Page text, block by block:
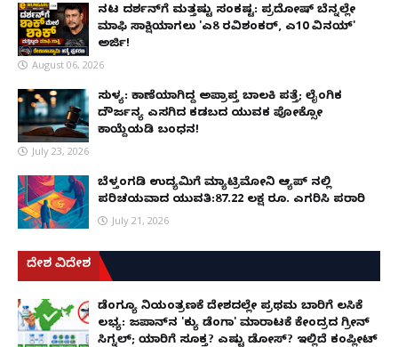
ನಟ ದರ್ಶನ್‌ಗೆ ಮತ್ತಷ್ಟು ಸಂಕಷ್ಟ: ಪ್ರದೋಷ್ ಬೆನ್ನಲ್ಲೇ
ಮಾಫಿ ಸಾಕ್ಷಿಯಾಗಲು 'ಎ8 ರವಿಶಂಕರ್, ಎ10 ವಿನಯ್'
ಅರ್ಜಿ!
August 06, 2026
ಸುಳ್ಯ: ಕಾಣೆಯಾಗಿದ್ದ ಅಪ್ರಾಪ್ತ ಬಾಲಕಿ ಪತ್ತೆ; ಲೈಂಗಿಕ
ದೌರ್ಜನ್ಯ ಎಸಗಿದ ಕಡಬದ ಯುವಕ ಪೋಕ್ಸೋ
ಕಾಯ್ದೆಯಡಿ ಬಂಧನ!
July 23, 2026
ಬೆಳ್ತಂಗಡಿ ಉದ್ಯಮಿಗೆ ಮ್ಯಾಟ್ರಿಮೋನಿ ಆ್ಯಪ್ ನಲ್ಲಿ
ಪರಿಚಯವಾದ ಯುವತಿ:87.22 ಲಕ್ಷ ರೂ. ಎಗರಿಸಿ ಪರಾರಿ
July 21, 2026
ದೇಶ ವಿದೇಶ
ಡೆಂಗ್ಯೂ ನಿಯಂತ್ರಣಕ್ಕೆ ದೇಶದಲ್ಲೇ ಪ್ರಥಮ ಬಾರಿಗೆ ಲಸಿಕೆ
ಲಭ್ಯ: ಜಪಾನ್‌ನ 'ಕ್ಯು ಡೆಂಗಾ' ಮಾರಾಟಕ್ಕೆ ಕೇಂದ್ರದ ಗ್ರೀನ್
ಸಿಗ್ನಲ್; ಯಾರಿಗೆ ಸೂಕ್ತ? ಎಷ್ಟು ಡೋಸ್? ಇಲ್ಲಿದೆ ಕಂಪ್ಲೀಟ್